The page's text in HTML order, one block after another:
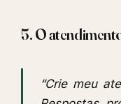
5. O
“Crie meu